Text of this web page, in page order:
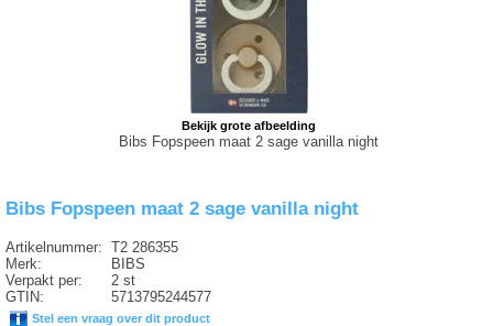
Bekijk grote afbeelding
Bibs Fopspeen maat 2 sage vanilla night
Bibs Fopspeen maat 2 sage vanilla night
Artikelnummer:
Merk:
Verpakt per:
GTIN:
T2 286355
BIBS
2 st
5713795244577
Stel een vraag over dit product